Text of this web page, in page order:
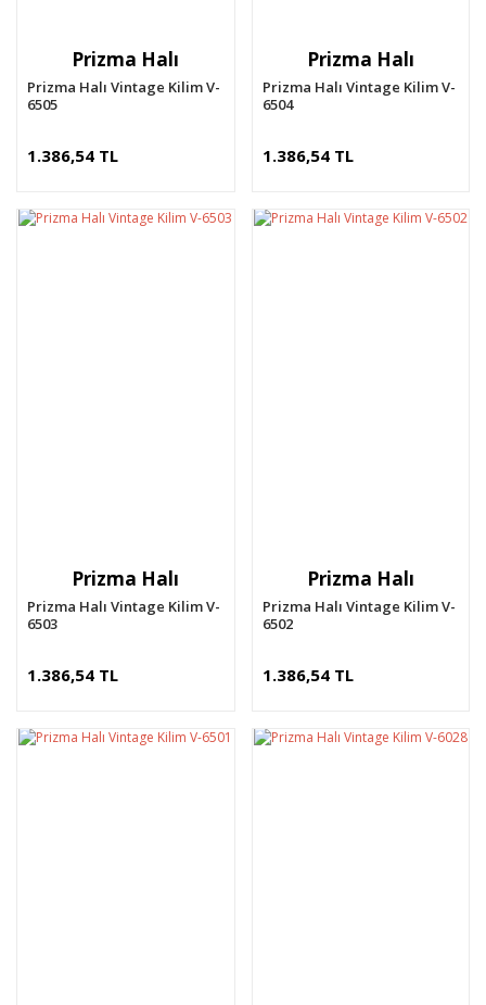
Prizma Halı
Prizma Halı Vintage Kilim V-
6505
1.386,54 TL
Prizma Halı
Prizma Halı Vintage Kilim V-
6504
1.386,54 TL
Prizma Halı
Prizma Halı Vintage Kilim V-
6503
1.386,54 TL
Prizma Halı
Prizma Halı Vintage Kilim V-
6502
1.386,54 TL